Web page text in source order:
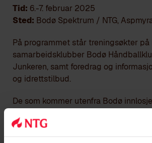
Tid: 6.-7. februar 2025
Sted: Bodø Spektrum / NTG,
På programmet står treningsøkter på
samarbeidsklubber Bodø
Junkeren, samt foredrag og
og idrettstilbud.
De som kommer utenfra Bodø
er inkludert i samlingen.